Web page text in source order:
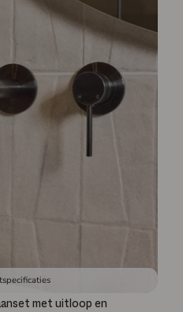
met uitloop en